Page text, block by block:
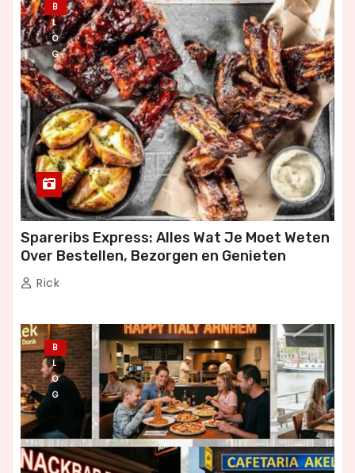
B
L
O
G
Spareribs Express: Alles Wat Je Moet Weten
Over Bestellen, Bezorgen en Genieten
Rick
B
L
O
G